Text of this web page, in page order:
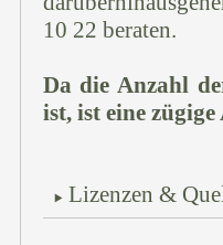
10 22 beraten.
Da die Anzahl
ist, ist eine
Lizenzen &